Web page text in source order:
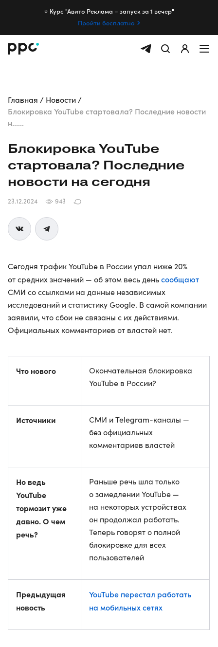
⭐️ Курс "Авито Реклама – запуск за 1 вечер"
Пройти бесплатно
Главная
Новости
Блокировка YouTube стартовала? Последние новости
н......
Блокировка YouTube
стартовала? Последние
новости на сегодня
23.12.2024 943
Сегодня трафик YouTube в России упал ниже 20%
от средних значений — об этом весь деньсообщают
СМИ со ссылками на данные независимых
исследований и статистику Google. В самой компании
заявили, что сбои не связаны с их действиями.
Официальных комментариев от властей нет.
Что нового
Окончательная блокировка
YouTube в России?
Источники
СМИ и Telegram-каналы —
без официальных
комментариев властей
Но ведь
YouTube
тормозит уже
давно. О чем
речь?
Раньше речь шла только
о замедлении YouTube —
на некоторых устройствах
он продолжал работать.
Теперь говорят о полной
блокировке для всех
пользователей
Предыдущая
новость
YouTube перестал работать
на мобильных сетях